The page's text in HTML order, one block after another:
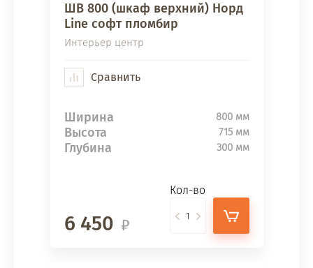
ШВ 800 (шкаф верхний) Норд
Line софт пломбир
Интерьер центр
Сравнить
Ширина 800 мм
Высота 715 мм
Глубина 300 мм
6 450
Кол-во